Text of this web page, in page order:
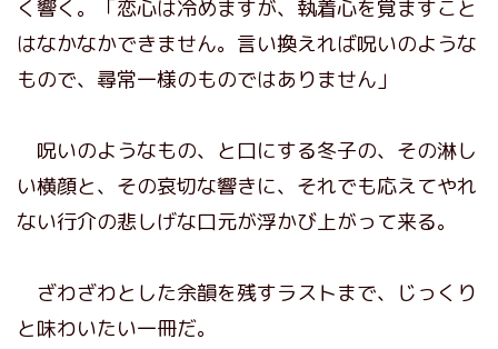
く響く。「恋心は冷めますが、執着心を覚ますこと
はなかなかできません。言い換えれば呪いのような
もので、尋常一様のものではありません」
呪いのようなもの、と口にする冬子の、その淋し
い横顔と、その哀切な響きに、それでも応えてやれ
ない行介の悲しげな口元が浮かび上がって来る。
ざわざわとした余韻を残すラストまで、じっくり
と味わいたい一冊だ。